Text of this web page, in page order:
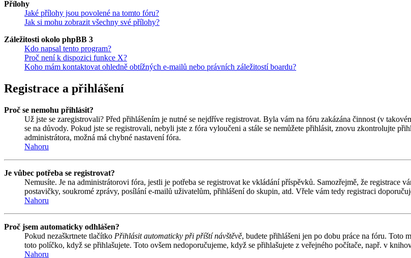
Přílohy
Jaké přílohy jsou povolené na tomto fóru?
Jak si mohu zobrazit všechny své přílohy?
Záležitosti okolo phpBB 3
Kdo napsal tento program?
Proč není k dispozici funkce X?
Koho mám kontaktovat ohledně obtížných e-mailů nebo právních záležitostí boardu?
Registrace a přihlášení
Proč se nemohu přihlásit?
Už jste se zaregistrovali? Před přihlášením je nutné se nejdříve registrovat. Byla vám na fóru zakázána činnost (v
se na důvody. Pokud jste se registrovali, nebyli jste z fóra vyloučeni a stále se nemůžete přihlásit, znovu zkontrolujte
administrátora, možná má chybné nastavení fóra.
Nahoru
Je vůbec potřeba se registrovat?
Nemusíte. Je na administrátorovi fóra, jestli je potřeba se registrovat ke vkládání příspěvků. Samozřejmě, že registrace
postavičky, soukromé zprávy, posílání e-mailů uživatelům, přihlášení do skupin, atd. Vřele vám tedy registraci
Nahoru
Proč jsem automaticky odhlášen?
Pokud nezaškrtnete tlačítko Přihlásit automaticky při příští návštěvě, budete přihlášeni jen po dobu práce na fóru. Toto
toto políčko, když se přihlašujete. Toto ovšem nedoporučujeme, když se přihlašujete z veřejného počítače, např. v
Nahoru